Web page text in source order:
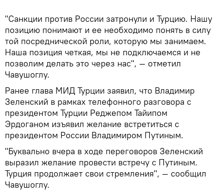
"Санкции против России затронули и Турцию. Нашу
позицию понимают и ее необходимо понять в силу
той посреднической роли, которую мы занимаем.
Наша позиция четкая, мы не подключаемся и не
позволим делать это через нас", — отметил
Чавушоглу.
Ранее глава МИД Турции заявил, что Владимир
Зеленский в рамках телефонного разговора с
президентом Турции Реджепом Тайипом
Эрдоганом изъявил желание встретиться с
президентом России Владимиром Путиным.
"Буквально вчера в ходе переговоров Зеленский
выразил желание провести встречу с Путиным.
Турция продолжает свои стремления", — сообщил
Чавушоглу.